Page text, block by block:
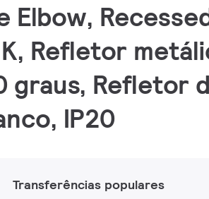
Refletor
graus, Refletor
IP20
Transferências populares